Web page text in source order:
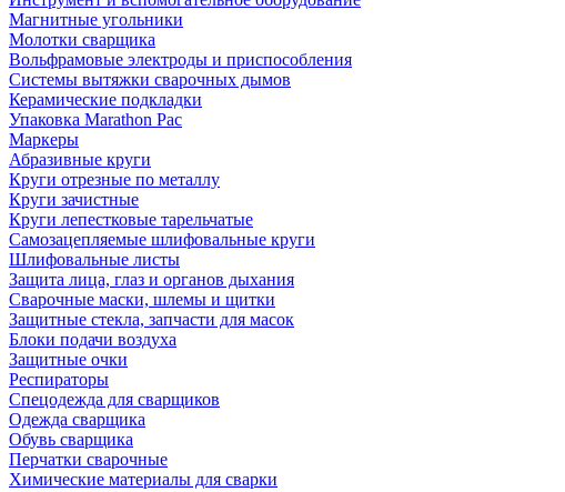
Магнитные угольники
Молотки сварщика
Вольфрамовые электроды и приспособления
Системы вытяжки сварочных дымов
Керамические подкладки
Упаковка Marathon Pac
Маркеры
Абразивные круги
Круги отрезные по металлу
Круги зачистные
Круги лепестковые тарельчатые
Самозацепляемые шлифовальные круги
Шлифовальные листы
Защита лица, глаз и органов дыхания
Сварочные маски, шлемы и щитки
Защитные стекла, запчасти для масок
Блоки подачи воздуха
Защитные очки
Респираторы
Спецодежда для сварщиков
Одежда сварщика
Обувь сварщика
Перчатки сварочные
Химические материалы для сварки